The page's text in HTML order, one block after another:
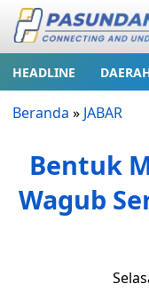
HEADLINE
Beranda » JABAR
Bentuk
Wagub